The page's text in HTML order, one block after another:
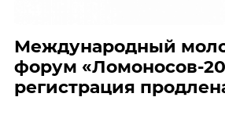
Международный
форум «Ломоносов-
регистрация